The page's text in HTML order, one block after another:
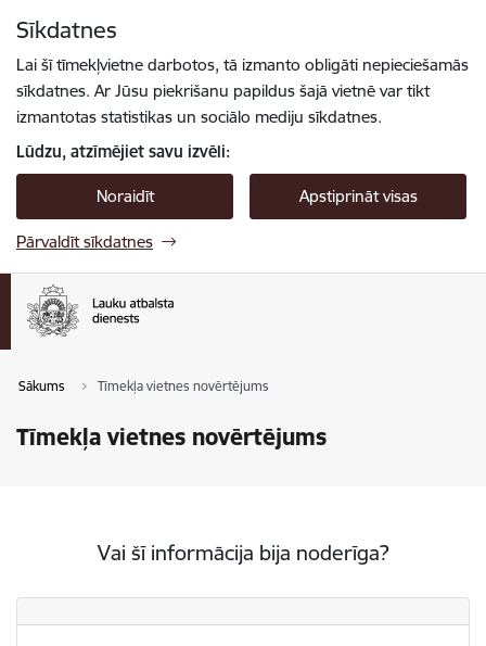
Sīkdatnes
Lai šī tīmekļvietne darbotos, tā izmanto obligāti nepieciešamās
sīkdatnes. Ar Jūsu piekrišanu papildus šajā vietnē var tikt
izmantotas statistikas un sociālo mediju sīkdatnes.
Lūdzu, atzīmējiet savu izvēli:
Noraidīt Apstiprināt visas
Pārvaldīt sīkdatnes
Sākums Tīmekļa vietnes novērtējums
Tīmekļa vietnes novērtējums
Vai šī informācija bija noderīga?
Vai šī informācija bija noderīga?